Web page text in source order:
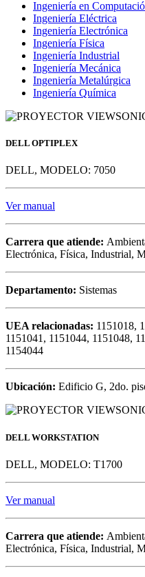
Ingeniería en
Ingeniería Eléctrica
Ingeniería Electrónica
Ingeniería Física
Ingeniería Industrial
Ingeniería Mecánica
Ingeniería Metalúrgica
Ingeniería Química
DELL OPTIPLEX
DELL, MODELO: 7050
Ver manual
Carrera que atiende:
Electrónica, Física, Industrial,
Departamento: Sistemas
UEA relacionadas: 1151018,
1151041, 1151044, 1151048,
1154044
Ubicación: Edificio G, 2do.
DELL WORKSTATION
DELL, MODELO: T1700
Ver manual
Carrera que atiende:
Electrónica, Física, Industrial,